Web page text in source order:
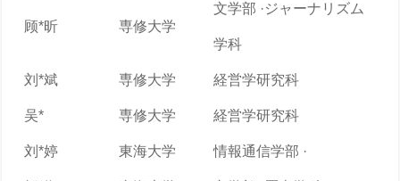
顾*昕 専修大学
文学部 ·ジャーナリズム
学科
刘*斌 専修大学 経営学研究科
吴* 専修大学 経営学研究科
刘*婷 東海大学 情報通信学部 ·